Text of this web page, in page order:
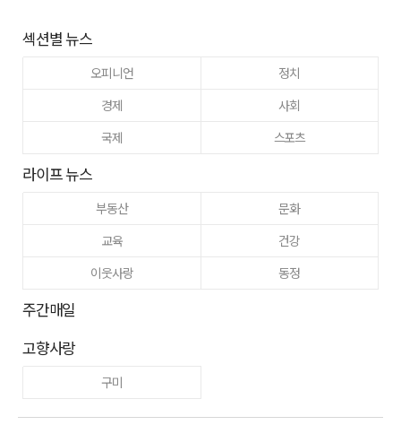
섹션별 뉴스
오피니언
정치
경제
사회
국제
스포츠
라이프 뉴스
부동산
문화
교육
건강
이웃사랑
동정
주간매일
고향사랑
구미